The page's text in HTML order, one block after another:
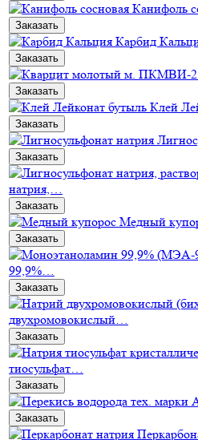
Канифоль
Заказать
Карбид
Заказать
Заказать
Клей
Заказать
Заказать
натрия,…
Заказать
Медный
Заказать
99,9%…
Заказать
двухромовокислый…
Заказать
тиосульфат…
Заказать
Заказать